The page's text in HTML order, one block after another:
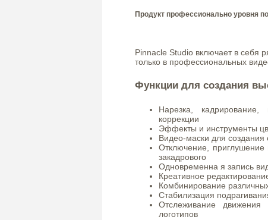
Продукт профессионально уровня
Pinnacle Studio включает в себя
только в профессиональных
Функции для создания
Нарезка, кадрирование,
коррекции
Эффекты и инструменты
Видео-маски для
Отключение, приглушение
закадрового
Одновременна я запись
Креативное
Комбинирование
Стабилизация
Отслеживание
логотипов